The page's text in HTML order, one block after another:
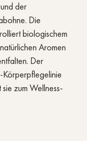
der
Die
biologischem
Aromen
Der
Körperpflegelinie
zum Wellness-